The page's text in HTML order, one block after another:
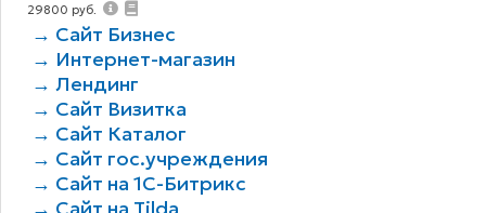
29800 руб.
→ Сайт Бизнес
→ Интернет-магазин
→ Лендинг
→ Сайт Визитка
→ Сайт Каталог
→ Сайт гос.учреждения
→ Сайт на 1С-Битрикс
→ Сайт на Tilda